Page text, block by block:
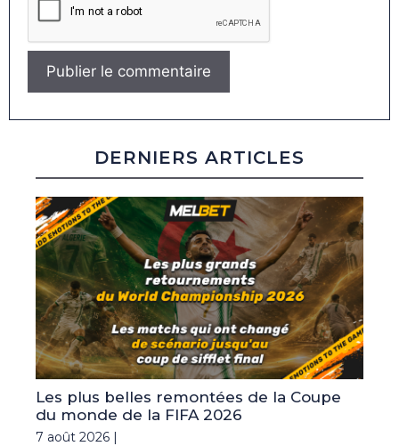
DERNIERS ARTICLES
Les plus belles remontées de la Coupe
du monde de la FIFA 2026
7 août 2026 |